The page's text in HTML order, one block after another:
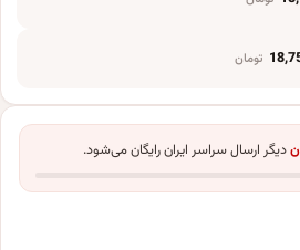
تومان
دیگر ارسال سراسر ایران رایگان می‌شود.